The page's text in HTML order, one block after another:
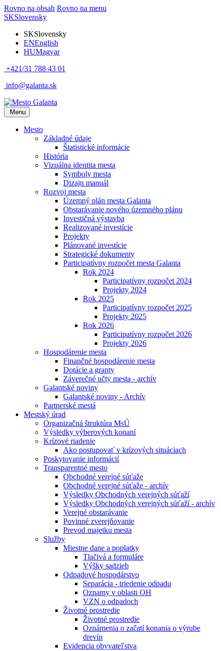
Rovno na obsah Rovno na menu
SKSlovensky
SKSlovensky
ENEnglish
HUMagyar
+421/31 788 43 01
info@galanta.sk
Menu
Mesto
Základné údaje
Štatistické informácie
História
Vizuálna identita mesta
Symboly mesta
Dizajn manuál
Rozvoj mesta
Územný plán mesta Galanta
Obstarávanie nového územného plánu
Investičná výstavba
Realizované investície
Projekty
Plánované investície
Strategické dokumenty
Participatívny rozpočet mesta Galanta
Rok 2024
Participatívny rozpočet 2024
Projekty 2024
Rok 2025
Participatívny rozpočet 2025
Projekty 2025
Rok 2026
Participatívny rozpočet 2026
Projekty 2026
Hospodárenie mesta
Finančné hospodárenie mesta
Dotácie a granty
Záverečné učty mesta - archív
Galantské noviny
Galantské noviny - Archív
Partnerské mestá
Mestský úrad
Organizačná štruktúra MsÚ
Výsledky výberových konaní
Krízové riadenie
Ako postupovať v krízových situáciach
Poskytovanie informácií
Transparentné mesto
Obchodné verejné súťaže
Obchodné verejné súťaže - archív
Výsledky Obchodných verejných súťaží
Výsledky Obchodných verejných súťaží - archív
Verejné obstarávanie
Povinné zverejňovanie
Prevod majetku mesta
Služby
Miestne dane a poplatky
Tlačivá a formuláre
Výšky sadzieb
Odpadové hospodárstvo
Separácia - triedenie odpadu
Oznamy v oblasti OH
VZN o odpadoch
Životné prostredie
Životné prostredie
Oznámenia o začatí konania o výrube
drevín
Evidencia obyvateľstva